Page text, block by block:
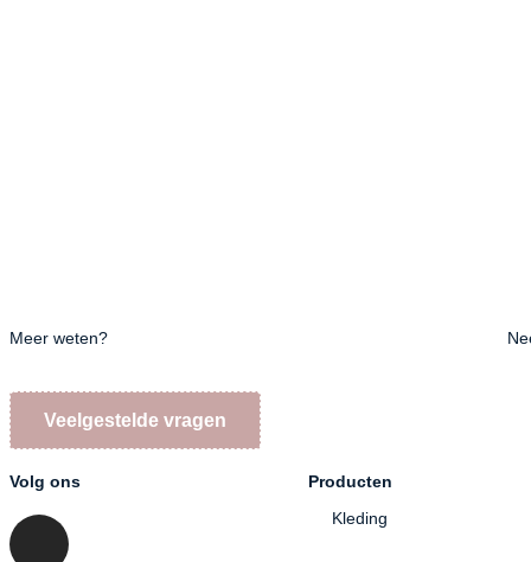
Meer weten?
Veelgestelde vragen
Volg ons
Producten
Kleding